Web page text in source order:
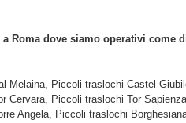
Roma dove siamo operativi come
Melaina, Piccoli traslochi Castel
Cervara, Piccoli traslochi Tor
Angela, Piccoli traslochi